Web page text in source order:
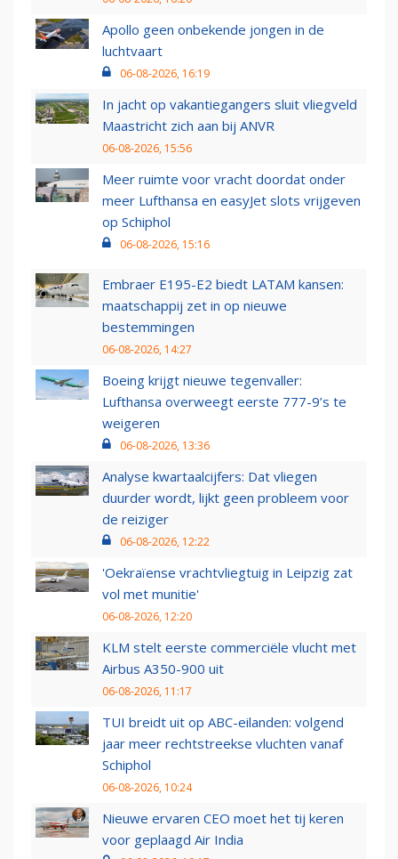
Apollo geen onbekende jongen in de
luchtvaart
06-08-2026, 16:19
In jacht op vakantiegangers sluit vliegveld
Maastricht zich aan bij ANVR
06-08-2026, 15:56
Meer ruimte voor vracht doordat onder
meer Lufthansa en easyJet slots vrijgeven
op Schiphol
06-08-2026, 15:16
Embraer E195-E2 biedt LATAM kansen:
maatschappij zet in op nieuwe
bestemmingen
06-08-2026, 14:27
Boeing krijgt nieuwe tegenvaller:
Lufthansa overweegt eerste 777-9’s te
weigeren
06-08-2026, 13:36
Analyse kwartaalcijfers: Dat vliegen
duurder wordt, lijkt geen probleem voor
de reiziger
06-08-2026, 12:22
'Oekraïense vrachtvliegtuig in Leipzig zat
vol met munitie'
06-08-2026, 12:20
KLM stelt eerste commerciële vlucht met
Airbus A350-900 uit
06-08-2026, 11:17
TUI breidt uit op ABC-eilanden: volgend
jaar meer rechtstreekse vluchten vanaf
Schiphol
06-08-2026, 10:24
Nieuwe ervaren CEO moet het tij keren
voor geplaagd Air India